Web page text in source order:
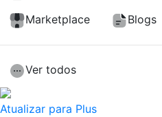
Marketplace
Blogs
Ver todos
Atualizar para Plus